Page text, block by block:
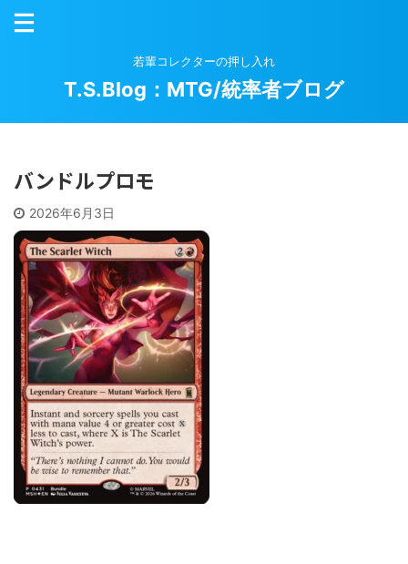
若輩コレクターの押し入れ
T.S.Blog：MTG/統率者ブログ
バンドルプロモ
2026年6月3日